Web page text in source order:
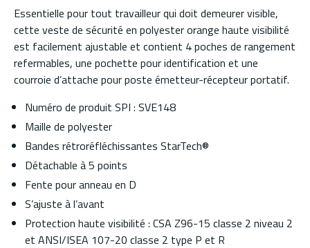
Essentielle pour tout travailleur qui doit demeurer visible,
cette veste de sécurité en polyester orange haute visibilité
est facilement ajustable et contient 4 poches de rangement
refermables, une pochette pour identification et une
courroie d’attache pour poste émetteur-récepteur portatif.
Numéro de produit SPI : SVE148
Maille de polyester
Bandes rétroréfléchissantes StarTech®
Détachable à 5 points
Fente pour anneau en D
S’ajuste à l’avant
Protection haute visibilité : CSA Z96-15 classe 2 niveau 2
et ANSI/ISEA 107-20 classe 2 type P et R